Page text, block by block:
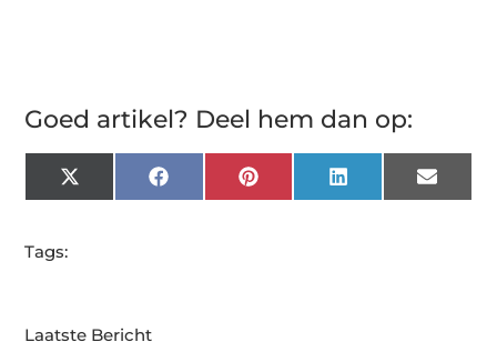
Goed artikel? Deel hem dan op:
X
(Twitter)
FacebookPinterest LinkedIn Email
Tags:
Laatste Bericht